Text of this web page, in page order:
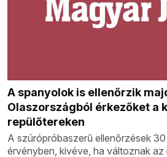
A spanyolok is ellenőrzik
Olaszországból érkezőket a
repülőtereken
A szúrópróbaszerű ellenőrzések
érvényben, kivéve, ha változnak az